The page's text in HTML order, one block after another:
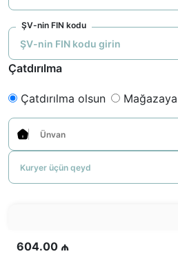
ŞV-nin FIN kodu
Çatdırılma
Çatdırılma olsun
604.00 ₼